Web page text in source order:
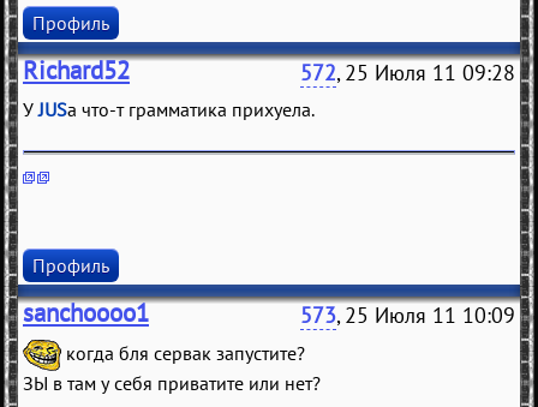
Профиль
Richard52 572, 25 Июля 11 09:28
УJUSа что-т грамматика прихуела.
Профиль
sanchoooo1 573, 25 Июля 11 10:09
когда бля сервак запустите?
ЗЫ в там у себя приватите или нет?